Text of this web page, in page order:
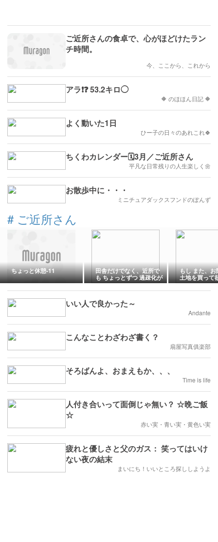
ご近所さんの食卓で、心がほどけたラン
チ時間。
今、ここから、これから
アラ❗❓ 53.2キロ◯
🔶 のほほん日記 🔶
よく動いた1日
ひー子の日々のあれこれ🍀
ちくわカレンダー🗓️3月／ご近所さん
平凡な日常残りの人生楽しく🌼
お散歩中に・・・
ミニチュアダックスフンドのぽんず
# ご近所さん
ちょっと休憩-11 田舎だけでなく、近所で
も ちょっとずつ 過疎化が
進んでる？
もし また、
土地を買って
われたら・・
いい人で良かった～
Andante
こんなことわざわざ書く？
扇屋写真俱楽部
そろばんよ、おまえもか、、、
Time is life
人付き合いって面倒じゃ無い？ ☆晩ご飯
☆
赤い実・青い実・黄色い実
疲れと優しさと父のガス： 笑ってはいけ
ない夜の結末
まいにち！いいところ探ししようよ